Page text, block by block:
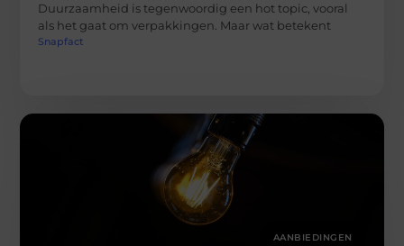
Duurzaamheid is tegenwoordig een hot topic, vooral
als het gaat om verpakkingen. Maar wat betekent
Snapfact
AANBIEDINGEN